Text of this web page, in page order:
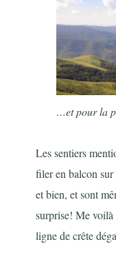
…et pour la
Les sentiers
filer en balcon sur
et bien, et sont
surprise! Me
ligne de crête